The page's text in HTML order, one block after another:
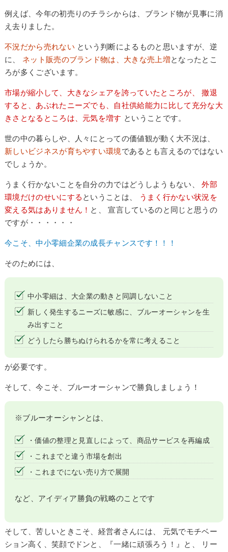
例えば、今年の初売りのチラシからは、ブランド物が見事に消
え去りました。
不況だから売れない という判断によるものと思いますが、逆
に、 ネット販売のブランド物は、大きな売上増となったとこ
ろが多くございます。
市場が縮小して、大きなシェアを誇っていたところが、 撤退
すると、あぶれたニーズでも、自社供給能力に比して充分な大
きさとなるところは、元気を増す ということです。
世の中の暮らしや、人々にとっての価値観が動く大不況は、
新しいビジネスが育ちやすい環境であるとも言えるのではない
でしょうか。
うまく行かないことを自分の力ではどうしようもない、外部
環境だけのせいにする ということは、
うまく行かない状況を
変える気はありません！ と、 宣言しているのと同じと思うの
ですが・・・・・・
今こそ、中小零細企業の成長チャンスです！！！
そのためには、
中小零細は、大企業の動きと同調しないこと
新しく発生するニーズに敏感に、 ブルーオーシャンを生
み出すこと
どうしたら勝ちぬけられるかを常に考えること
が必要です。
そして、今こそ、ブルーオーシャンで勝負しましょう！
※ブルーオーシャンとは、
・価値の整理と見直しによって、商品サービスを再編成
・これまでと違う市場を創出
・これまでにない売り方で展開
など、アイディア勝負の戦略のことです
そして、苦しいときこそ、経営者さんには、 元気でモチベー
ション高く、笑顔でドンと、『一緒に頑張ろう！』と、 リー